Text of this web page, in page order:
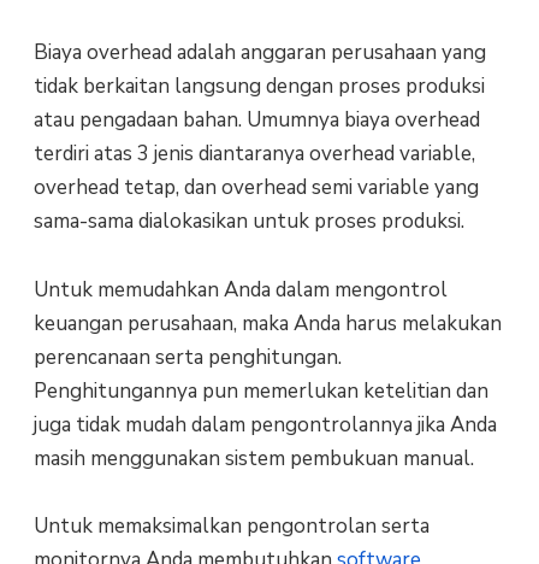
Biaya overhead adalah anggaran perusahaan yang
tidak berkaitan langsung dengan proses produksi
atau pengadaan bahan. Umumnya biaya overhead
terdiri atas 3 jenis diantaranya overhead variable,
overhead tetap, dan overhead semi variable yang
sama-sama dialokasikan untuk proses produksi.
Untuk memudahkan Anda dalam mengontrol
keuangan perusahaan, maka Anda harus melakukan
perencanaan serta penghitungan.
Penghitungannya pun memerlukan ketelitian dan
juga tidak mudah dalam pengontrolannya jika Anda
masih menggunakan sistem pembukuan manual.
Untuk memaksimalkan pengontrolan serta